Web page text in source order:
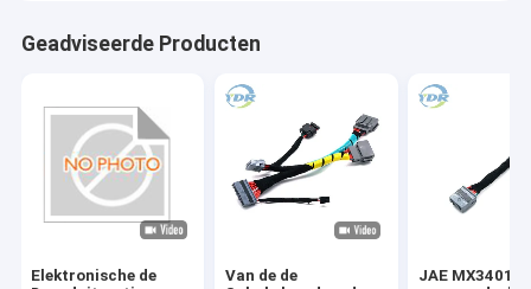
Geadviseerde Producten
Elektronische de
Van de de
JAE